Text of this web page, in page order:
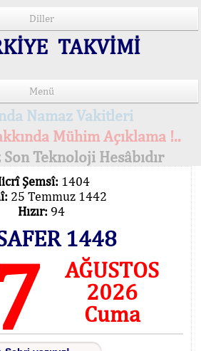
Diller
TAKVİMİ
Menü
Namaz Vakitleri
Mühim Açıklama !..
Teknoloji Hesâbıdır
Şemsî: 1404
25 Temmuz 1442
Hızır: 94
1448
AĞUSTOS
2026
Cuma